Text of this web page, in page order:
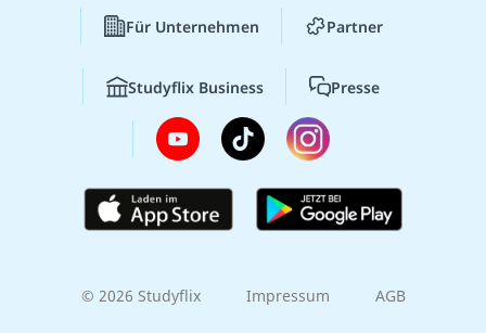
Für Unternehmen Partner
Studyflix Business Presse
© 2026 Studyflix Impressum AGB